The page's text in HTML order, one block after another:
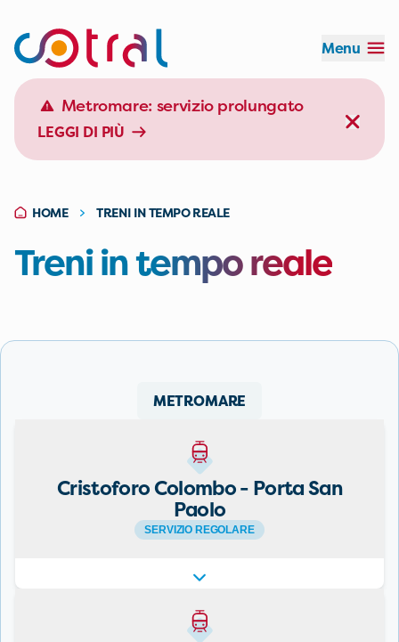
Menu
Metromare: servizio prolungato
LEGGI DI PIÙ
HOME TRENI IN TEMPO REALE
Treni in tempo reale
METROMARE
Cristoforo Colombo - Porta San
Paolo
SERVIZIO REGOLARE
Effettua il login
Orario: